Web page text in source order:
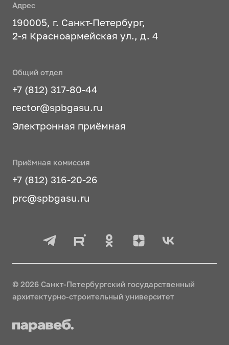
Адрес
190005, г. Санкт-Петербург,
2-я Красноармейская ул., д. 4
Общий отдел
+7 (812) 317-80-44
rector@spbgasu.ru
Электронная приёмная
Приёмная комиссия
+7 (812) 316-20-26
prc@spbgasu.ru
© 2026 Санкт-Петербургский государственный
архитектурно-строительный университет